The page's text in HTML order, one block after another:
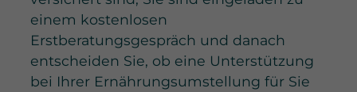
einem kostenlosen
Erstberatungsgespräch und danach
entscheiden Sie, ob eine Unterstützung
bei Ihrer Ernährungsumstellung für Sie